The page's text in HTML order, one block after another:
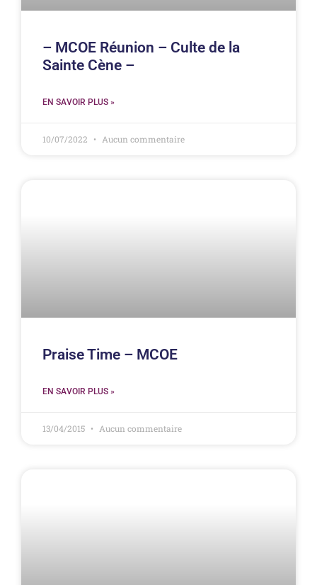
– MCOE Réunion – Culte de la
Sainte Cène –
EN SAVOIR PLUS »
10/07/2022 Aucun commentaire
Praise Time – MCOE
EN SAVOIR PLUS »
13/04/2015 Aucun commentaire